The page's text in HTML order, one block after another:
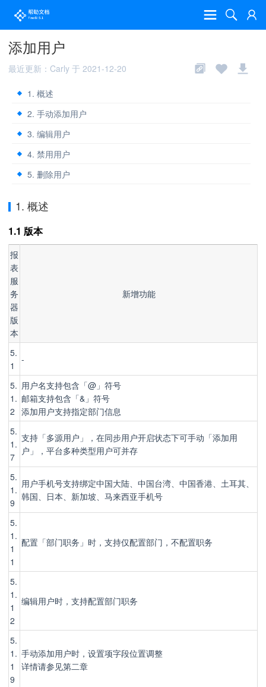
添加用户
最近更新：Carly 于 2021-12-20
1. 概述
2. 手动添加用户
3. 编辑用户
4. 禁用用户
5. 删除用户
1. 概述
1.1 版本
报
表
服
务
器
版
本
新增功能
5.
1
-
5.
1.
2
用户名支持包含「@」符号
邮箱支持包含「&」符号
添加用户支持指定部门信息
5.
1.
7
支持「多源用户」，在同步用户开启状态下可手动「添加用
户」，平台多种类型用户可并存
5.
1.
9
用户手机号支持绑定中国大陆、中国台湾、中国香港、土耳其、
韩国、日本、新加坡、马来西亚手机号
5.
1.
1
1
配置「部门职务」时，支持仅配置部门，不配置职务
5.
1.
1
2
编辑用户时，支持配置部门职务
5.
1.
1
9
手动添加用户时，设置项字段位置调整
详情请参见第二章